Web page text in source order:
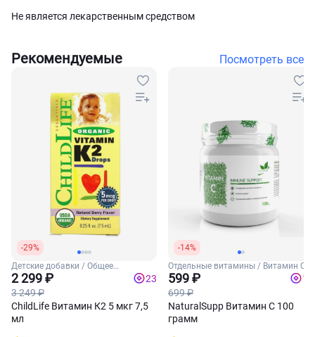
Не является лекарственным средством
Рекомендуемые Посмотреть все
-29%
Детские добавки / Общее
укрепление для детей
2 299 ₽
3 249 ₽
23
ChildLife Витамин К2 5 мкг 7,5
мл
-14%
Отдельные витамины / Витамин С
599 ₽
699 ₽
12
NaturalSupp Витамин C 100
грамм